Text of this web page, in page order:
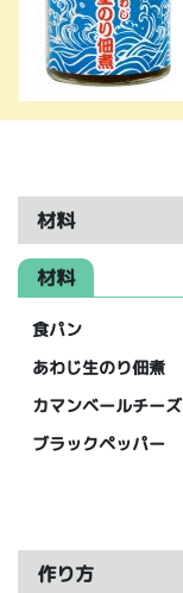
材料
材料
食パン
あわじ生のり佃煮
カマンベールチーズ
ブラックペッパー
作り方